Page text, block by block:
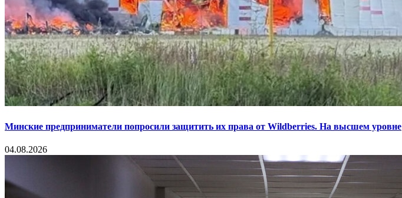
Минские предприниматели попросили защитить их права от Wildberries. На высшем уровне
04.08.2026